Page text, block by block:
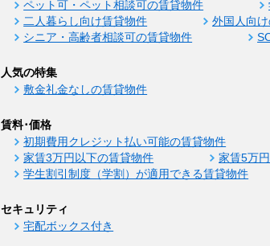
ペット可・ペット相談可の賃貸物件
二人暮らし向け賃貸物件
外国人向
シニア・高齢者相談可の賃貸物件
人気の特集
敷金礼金なしの賃貸物件
賃料･価格
初期費用クレジット払い可能の賃貸物件
家賃3万円以下の賃貸物件
家賃5万
学生割引制度（学割）が適用できる賃貸物件
セキュリティ
宅配ボックス付き